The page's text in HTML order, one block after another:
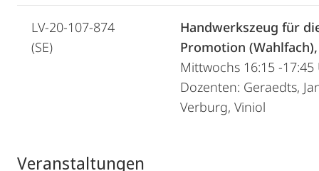
LV-20-107-874
(SE)
Handwerkszeug für
Promotion (Wahlfach),
Mittwochs 16:15 -
Dozenten: Geraedts,
Verburg, Viniol
Veranstaltungen